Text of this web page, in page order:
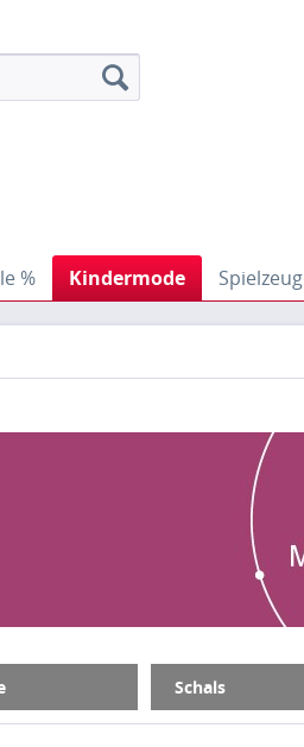
% Kindermode Spielzeug
Schals